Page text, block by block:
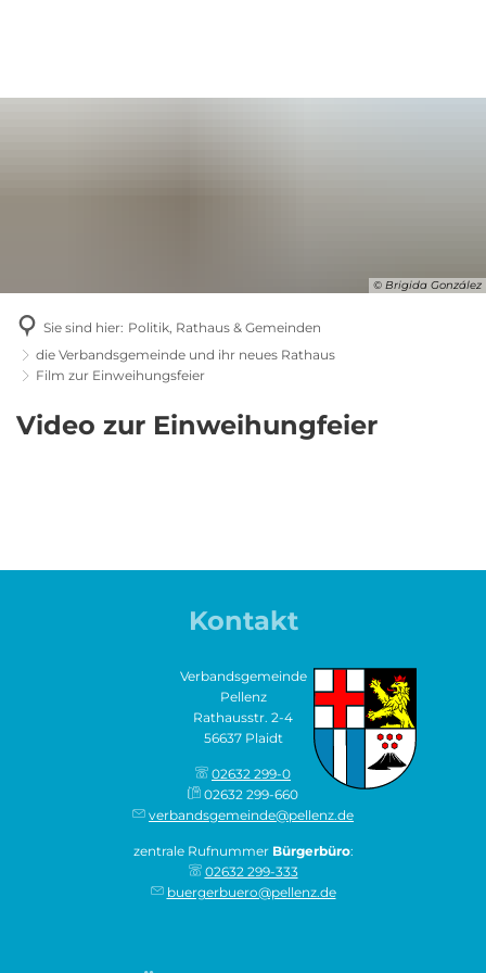
© Brigida González
Sie sind hier: Politik, Rathaus & Gemeinden
die Verbandsgemeinde und ihr neues Rathaus
Film zur Einweihungsfeier
Film
Video zur Einweihungfeier
Kontakt
Verbandsgemeinde
Pellenz
Rathausstr. 2-4
56637 Plaidt
02632 299-0
02632 299-660
verbandsgemeinde@pellenz.de
zentrale Rufnummer Bürgerbüro:
02632 299-333
buergerbuero@pellenz.de